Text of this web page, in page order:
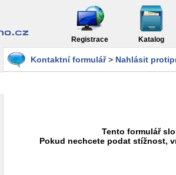
Registrace Katalog
Kontaktní formulář> Nahlásit
Tento formulář
Pokud nechcete podat stížnost,